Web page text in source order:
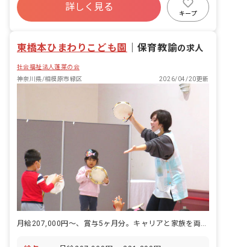
寮・住宅・家賃補助あり
社会保険完備
残業少なめ
詳しく見る
キープ
東橋本ひまわりこども園 保育教諭の求人
社会福祉法人蓬莱の会
神奈川県/相模原市緑区
2026/04/20更新
月給207,000円～、賞与5ヶ月分。キャリアと家族を両立できる園。